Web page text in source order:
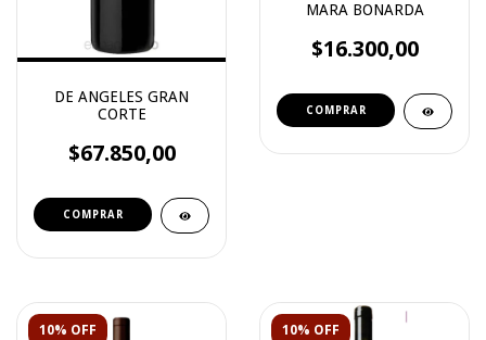
DE ANGELES GRAN
CORTE
$67.850,00
MARA BONARDA
$16.300,00
10% OFF 10% OFF